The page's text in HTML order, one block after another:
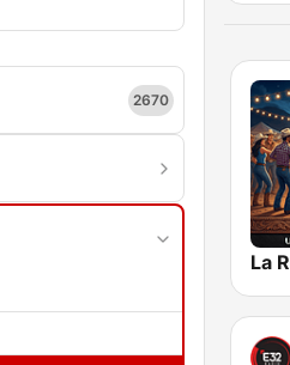
2670